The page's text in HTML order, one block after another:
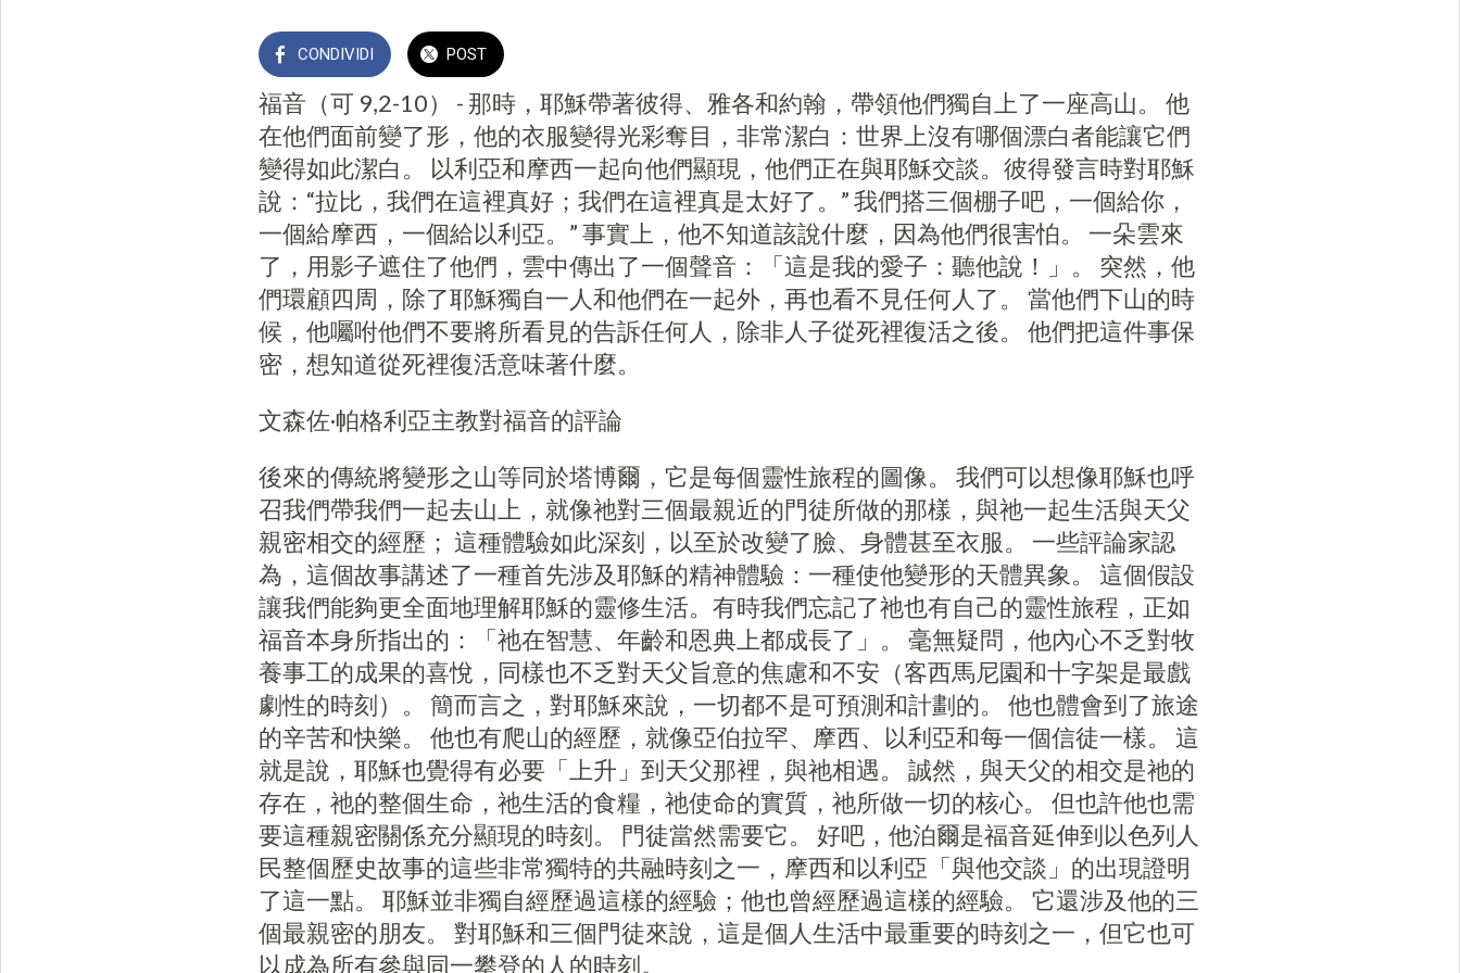
CONDIVIDI POST
福音（可 9,2-10） - 那時，耶穌帶著彼得、雅各和約翰，帶領他們獨自上了一座高山。 他
在他們面前變了形，他的衣服變得光彩奪目，非常潔白：世界上沒有哪個漂白者能讓它們
變得如此潔白。 以利亞和摩西一起向他們顯現，他們正在與耶穌交談。彼得發言時對耶穌
說：“拉比，我們在這裡真好；我們在這裡真是太好了。” 我們搭三個棚子吧，一個給你，
一個給摩西，一個給以利亞。” 事實上，他不知道該說什麼，因為他們很害怕。 一朵雲來
了，用影子遮住了他們，雲中傳出了一個聲音：「這是我的愛子：聽他說！」。 突然，他
們環顧四周，除了耶穌獨自一人和他們在一起外，再也看不見任何人了。 當他們下山的時
候，他囑咐他們不要將所看見的告訴任何人，除非人子從死裡復活之後。 他們把這件事保
密，想知道從死裡復活意味著什麼。
文森佐·帕格利亞主教對福音的評論
後來的傳統將變形之山等同於塔博爾，它是每個靈性旅程的圖像。 我們可以想像耶穌也呼
召我們帶我們一起去山上，就像祂對三個最親近的門徒所做的那樣，與祂一起生活與天父
親密相交的經歷； 這種體驗如此深刻，以至於改變了臉、身體甚至衣服。 一些評論家認
為，這個故事講述了一種首先涉及耶穌的精神體驗：一種使他變形的天體異象。 這個假設
讓我們能夠更全面地理解耶穌的靈修生活。有時我們忘記了祂也有自己的靈性旅程，正如
福音本身所指出的：「祂在智慧、年齡和恩典上都成長了」。 毫無疑問，他內心不乏對牧
養事工的成果的喜悅，同樣也不乏對天父旨意的焦慮和不安（客西馬尼園和十字架是最戲
劇性的時刻）。 簡而言之，對耶穌來說，一切都不是可預測和計劃的。 他也體會到了旅途
的辛苦和快樂。 他也有爬山的經歷，就像亞伯拉罕、摩西、以利亞和每一個信徒一樣。 這
就是說，耶穌也覺得有必要「上升」到天父那裡，與祂相遇。 誠然，與天父的相交是祂的
存在，祂的整個生命，祂生活的食糧，祂使命的實質，祂所做一切的核心。 但也許他也需
要這種親密關係充分顯現的時刻。 門徒當然需要它。 好吧，他泊爾是福音延伸到以色列人
民整個歷史故事的這些非常獨特的共融時刻之一，摩西和以利亞「與他交談」的出現證明
了這一點。 耶穌並非獨自經歷過這樣的經驗；他也曾經歷過這樣的經驗。 它還涉及他的三
個最親密的朋友。 對耶穌和三個門徒來說，這是個人生活中最重要的時刻之一，但它也可
以成為所有參與同一攀登的人的時刻。